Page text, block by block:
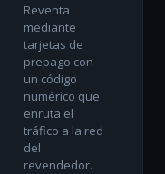
Reventa
mediante
tarjetas de
prepago con
un código
numérico que
enruta el
tráfico a la red
del
revendedor.